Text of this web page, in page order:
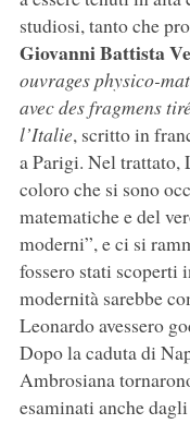
studiosi, tanto che
Giovanni Battista
ouvrages physico-
avec des fragmens
l’Italie, scritto in
a Parigi. Nel trattato,
coloro che si sono
matematiche e del
moderni”, e ci si
fossero stati scoperti
modernità sarebbe
Leonardo avessero
Dopo la caduta di
Ambrosiana
esaminati anche